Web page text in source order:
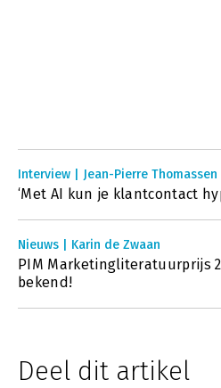
Interview | Jean-Pierre Thomassen
‘Met AI kun je klantcontact
Nieuws | Karin de Zwaan
PIM Marketingliteratuurprijs
bekend!
Deel dit artikel